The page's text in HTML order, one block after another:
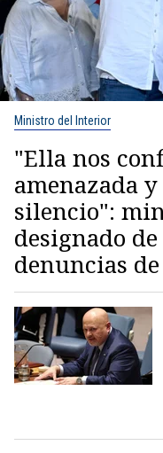
Ministro del Interior
"Ella nos
amenazada
silencio":
designado
denuncias